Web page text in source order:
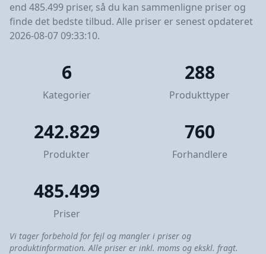
end 485.499 priser, så du kan sammenligne priser og
finde det bedste tilbud. Alle priser er senest opdateret
2026-08-07 09:33:10.
6
Kategorier
288
Produkttyper
242.829
Produkter
760
Forhandlere
485.499
Priser
Vi tager forbehold for fejl og mangler i priser og
produktinformation. Alle priser er inkl. moms og ekskl. fragt.